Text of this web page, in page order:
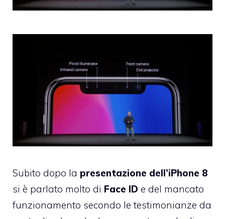
Subito dopo la presentazione dell’iPhone 8
si è parlato molto di Face ID e del mancato
funzionamento secondo le testimonianze da